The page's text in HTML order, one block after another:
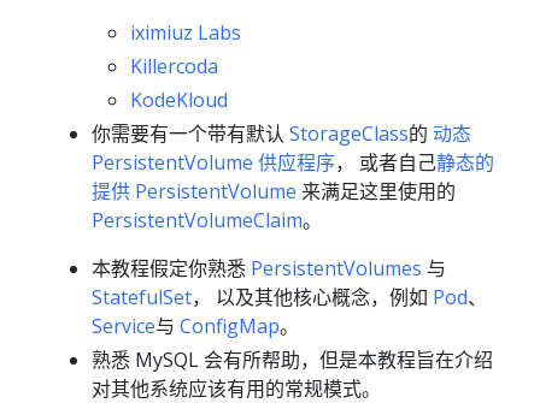
iximiuz Labs
Killercoda
KodeKloud
你需要有一个带有默认 StorageClass的 动态
PersistentVolume 供应程序， 或者自己静态的
提供 PersistentVolume 来满足这里使用的
PersistentVolumeClaim。
本教程假定你熟悉 PersistentVolumes 与
StatefulSet， 以及其他核心概念，例如 Pod、
Service与 ConfigMap。
熟悉 MySQL 会有所帮助，但是本教程旨在介绍
对其他系统应该有用的常规模式。